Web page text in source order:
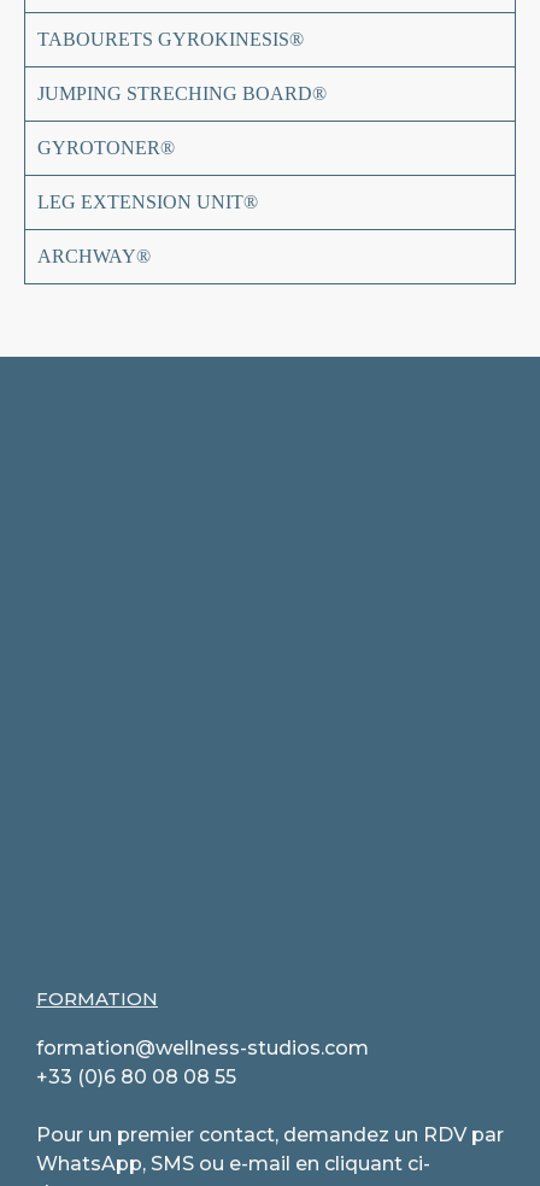
TABOURETS GYROKINESIS®
JUMPING STRECHING BOARD®
GYROTONER®
LEG EXTENSION UNIT®
ARCHWAY®
FORMATION
formation@wellness-studios.com
+33 (0)6 80 08 08 55
Pour un premier contact, demandez un RDV par
WhatsApp, SMS ou e-mail en cliquant ci-